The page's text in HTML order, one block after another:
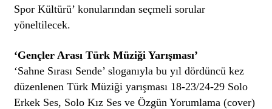
Spor Kültürü’ konularından seçmeli sorular
yöneltilecek.
‘Gençler Arası Türk Müziği Yarışması’
‘Sahne Sırası Sende’ sloganıyla bu yıl dördüncü kez
düzenlenen Türk Müziği yarışması 18-23/24-29 Solo
Erkek Ses, Solo Kız Ses ve Özgün Yorumlama (cover)